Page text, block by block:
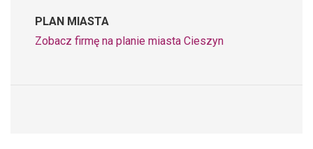
PLAN MIASTA
Zobacz firmę na planie miasta Cieszyn